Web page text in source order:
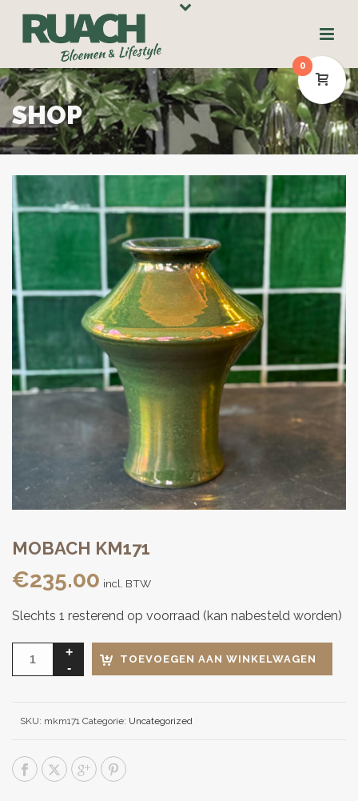
SHOP
MOBACH KM171
€235.00 incl. BTW
Slechts 1 resterend op voorraad (kan nabesteld worden)
TOEVOEGEN AAN WINKELWAGEN
SKU: mkm171 Categorie: Uncategorized
0